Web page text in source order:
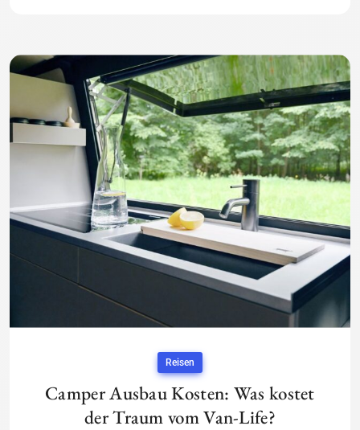
Reisen
Camper Ausbau Kosten: Was kostet
der Traum vom Van-Life?